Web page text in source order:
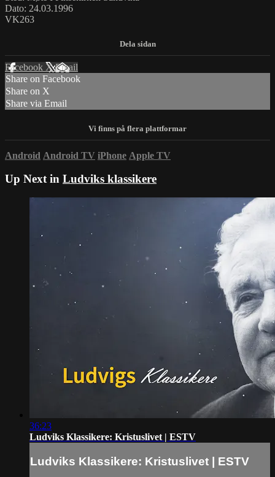
Dato: 24.03.1996
VK263
Facebook XEmail
Share on Facebook
Share on X
Share via Email
Android Android TV iPhone Apple TV
Up Next in Ludviks klassikere
36:23
Ludviks Klassikere: Kristuslivet | ESTV
Ludviks Klassikere: Kristuslivet | ESTV